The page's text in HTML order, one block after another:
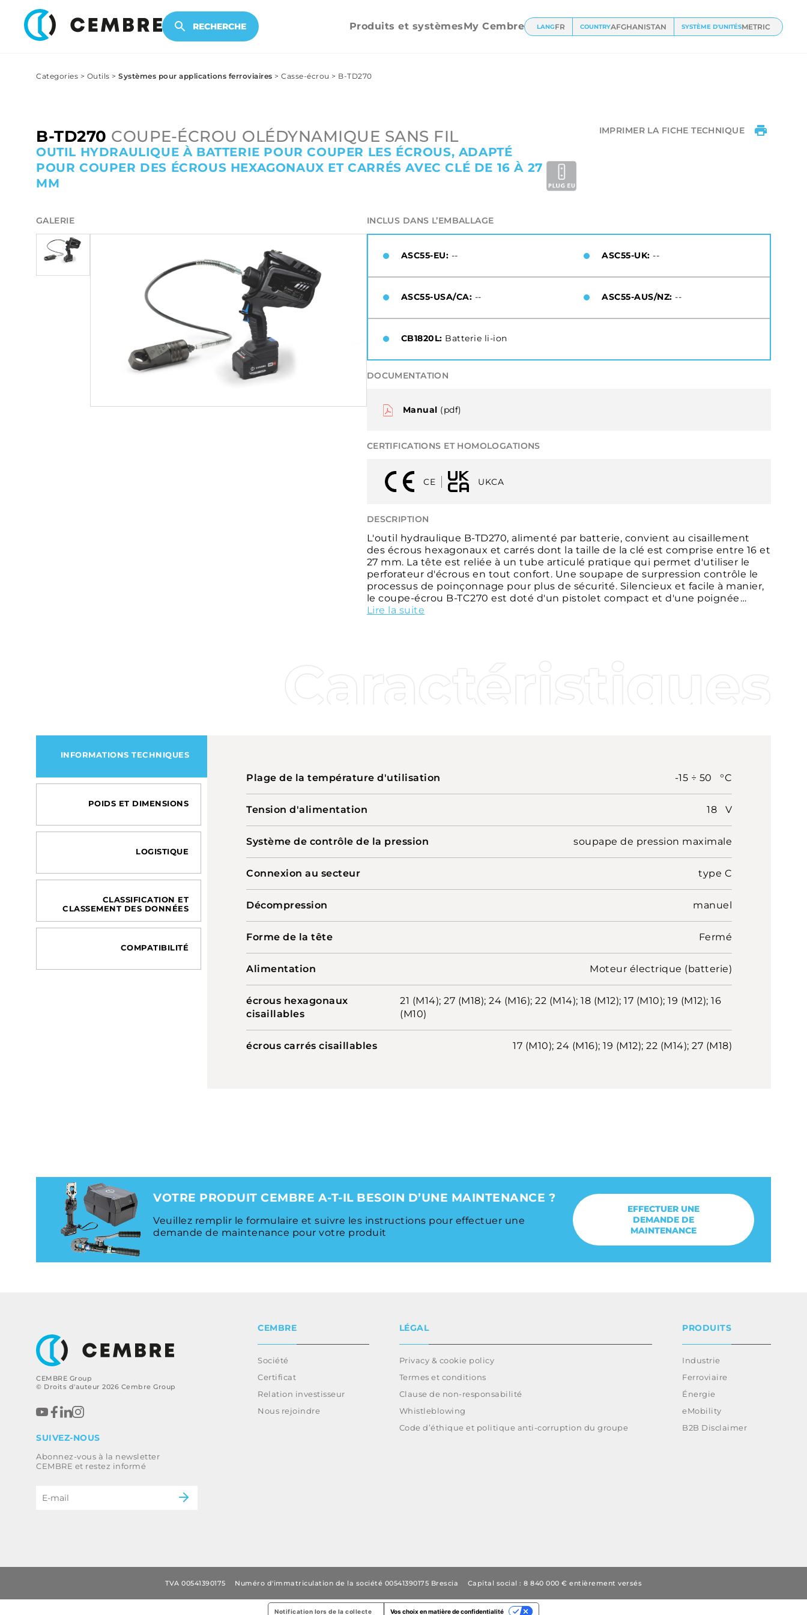
RECHERCHE Produits et systèmesMy Cembre LANGFR COUNTRYAFGHANISTAN SYSTÈME D'UNITÉSMETRIC
Casse-écrou
PRODUITS ÉLECTRONIQUES
Categories > Outils > Systèmes pour applications ferroviaires > Casse-écrou > B-TD270
B-TD270 COUPE-ÉCROU OLÉDYNAMIQUE SANS FIL
OUTIL HYDRAULIQUE À BATTERIE POUR COUPER LES ÉCROUS, ADAPTÉ
POUR COUPER DES ÉCROUS HEXAGONAUX ET CARRÉS AVEC CLÉ DE 16 À 27
MM
IMPRIMER LA FICHE TECHNIQUE
GALERIE INCLUS DANS L’EMBALLAGE
ASC55-EU: -- ASC55-UK: --
ASC55-USA/CA: -- ASC55-AUS/NZ: --
CB1820L: Batterie li-ion
DOCUMENTATION
Manual (pdf)
CERTIFICATIONS ET HOMOLOGATIONS
CE UKCA
DESCRIPTION
L'outil hydraulique B-TD270, alimenté par batterie, convient au cisaillement
des écrous hexagonaux et carrés dont la taille de la clé est comprise entre 16 et
27 mm. La tête est reliée à un tube articulé pratique qui permet d'utiliser le
perforateur d'écrous en tout confort. Une soupape de surpression contrôle le
processus de poinçonnage pour plus de sécurité. Silencieux et facile à manier,
le coupe-écrou B-TC270 est doté d'un pistolet compact et d'une poignée
ergonomique pour un grand confort, même en cas d'utilisation prolongée. Des
permet d'afficher et de télécharger les données enregistrées, offrant ainsi une
assistance numérique complète.
Lire la suite
Caractéristiques
INFORMATIONS TECHNIQUES
POIDS ET DIMENSIONS
LOGISTIQUE
CLASSIFICATION ET
CLASSEMENT DES DONNÉES
COMPATIBILITÉ
Plage de la température d'utilisation -15 ÷ 50 °C
Tension d'alimentation 18 V
Système de contrôle de la pression soupape de pression maximale
Connexion au secteur type C
Décompression manuel
Forme de la tête Fermé
Alimentation Moteur électrique (batterie)
écrous hexagonaux
cisaillables
21 (M14); 27 (M18); 24 (M16); 22 (M14); 18 (M12); 17 (M10); 19 (M12); 16
(M10)
écrous carrés cisaillables 17 (M10); 24 (M16); 19 (M12); 22 (M14); 27 (M18)
VOTRE PRODUIT CEMBRE A-T-IL BESOIN D’UNE MAINTENANCE ?
Veuillez remplir le formulaire et suivre les instructions pour effectuer une
demande de maintenance pour votre produit
EFFECTUER UNE
DEMANDE DE
MAINTENANCE
CEMBRE Group
© Droits d'auteur 2026 Cembre Group
CEMBRE
Société
Certificat
Relation investisseur
Nous rejoindre
LÉGAL
Privacy & cookie policy
Termes et conditions
Clause de non-responsabilité
Whistleblowing
Code d’éthique et politique anti-corruption du groupe
PRODUITS
Industrie
Ferroviaire
Énergie
eMobility
B2B Disclaimer
SUIVEZ-NOUS
Abonnez-vous à la newsletter
CEMBRE et restez informé
TVA 00541390175 Numéro d'immatriculation de la société 00541390175 Brescia Capital social : 8 840 000 € entièrement versés
Notification lors de la collecte Vos choix en matière de confidentialité